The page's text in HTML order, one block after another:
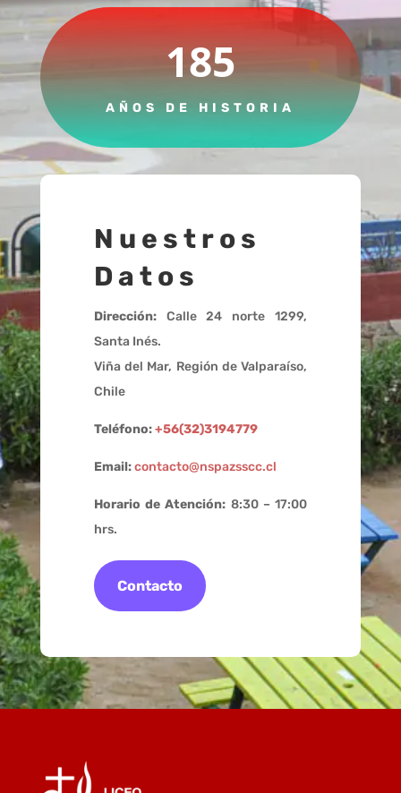
185
AÑOS DE HISTORIA
Nuestros
Datos
Dirección:Calle 24 norte 1299,
Santa Inés.
Viña del Mar, Región de Valparaíso,
Chile
Teléfono:+56(32)3194779
Email:contacto@nspazsscc.cl
Horario de Atención: 8:30 – 17:00
hrs.
Contacto